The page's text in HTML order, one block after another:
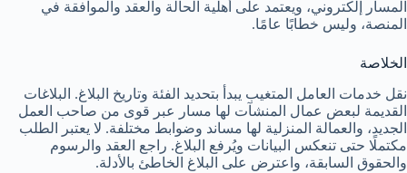
المسار إلكتروني، ويعتمد على أهلية الحالة والعقد والموافقة في
المنصة، وليس خطابًا عامًا.
الخلاصة
نقل خدمات العامل المتغيب يبدأ بتحديد الفئة وتاريخ البلاغ. البلاغات
القديمة لبعض عمال المنشآت لها مسار عبر قوى من صاحب العمل
الجديد، والعمالة المنزلية لها مساند وضوابط مختلفة. لا يعتبر الطلب
مكتملًا حتى تنعكس البيانات ويُرفع البلاغ. راجع العقد والرسوم
والحقوق السابقة، واعترض على البلاغ الخاطئ بالأدلة.